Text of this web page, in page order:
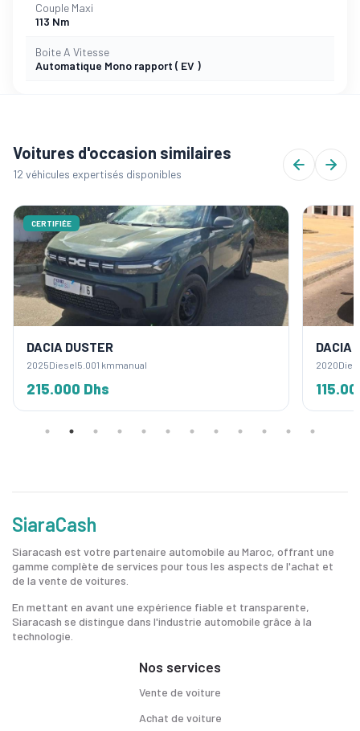
Couple Maxi
113 Nm
Boite A Vitesse
Automatique Mono rapport ( EV )
Voitures d'occasion similaires
12 véhicules expertisés disponibles
CERTIFIÉE
DACIA DUSTER
2025Diesel5.001 kmmanual
215.000 Dhs
DACIA
2020
SiaraCash
Siaracash est votre partenaire automobile au Maroc, offrant une
gamme complète de services pour tous les aspects de l'achat et
de la vente de voitures.
En mettant en avant une expérience fiable et transparente,
Siaracash se distingue dans l'industrie automobile grâce à la
technologie.
Nos services
Vente de voiture
Achat de voiture